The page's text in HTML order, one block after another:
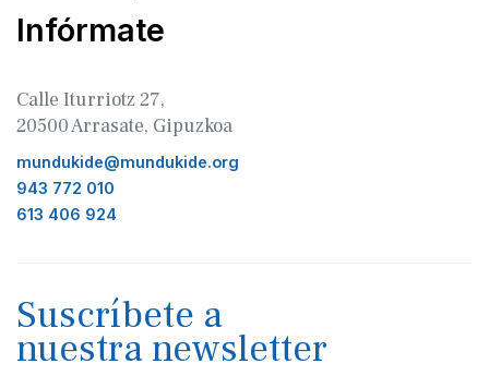
Infórmate
Calle Iturriotz 27,
20500 Arrasate, Gipuzkoa
mundukide@mundukide.org
943 772 010
613 406 924
Suscríbete a
nuestra newsletter